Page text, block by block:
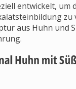
entwickelt,
aus Huhn und
Huhn mit